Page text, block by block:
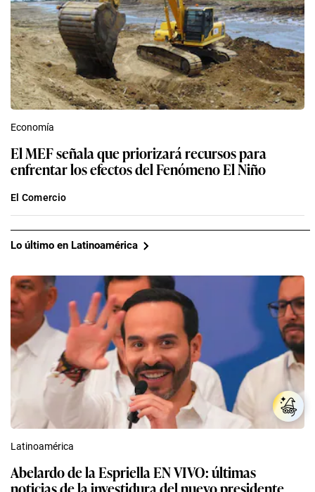
Economía
El MEF señala que priorizará recursos para
enfrentar los efectos del Fenómeno El Niño
El Comercio
Lo último en Latinoamérica
Latinoamérica
Abelardo de la Espriella EN VIVO: últimas
noticias de la investidura del nuevo presidente